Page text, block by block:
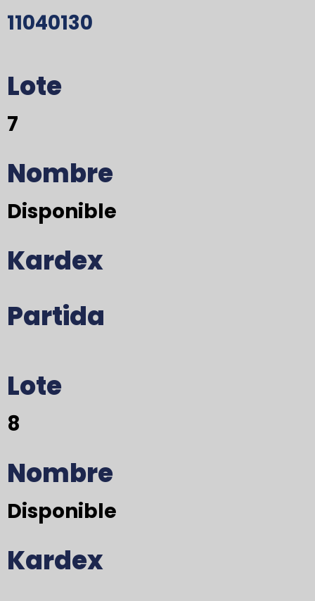
11040130
Lote
7
Nombre
Disponible
Kardex
Partida
Lote
8
Nombre
Disponible
Kardex